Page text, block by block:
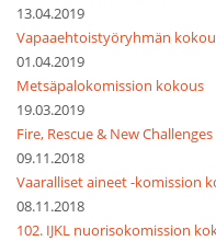
13.04.2019
Vapaaehtoistyöryhmän
01.04.2019
Metsäpalokomission kokous
19.03.2019
Fire, Rescue & New
09.11.2018
Vaaralliset aineet -komission
08.11.2018
102. IJKL nuorisokomission